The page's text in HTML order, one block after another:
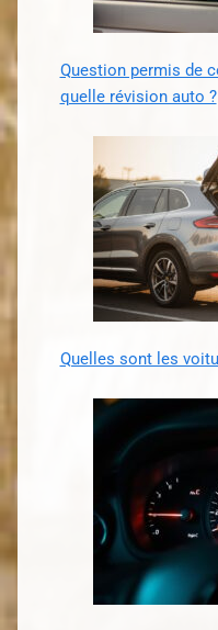
Question permis de
quelle révision auto ?
Quelles sont les